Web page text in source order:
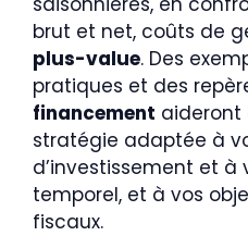
brut et net, coûts de
plus-value. Des
pratiques et des
financement aideront
stratégie adaptée à
d’investissement et à
temporel, et à vos
fiscaux.